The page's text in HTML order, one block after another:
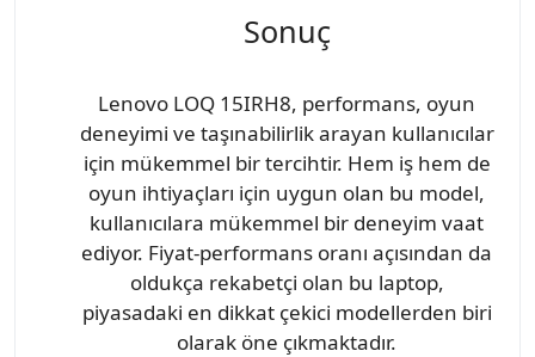
Sonuç
Lenovo LOQ 15IRH8, performans, oyun
deneyimi ve taşınabilirlik arayan kullanıcılar
için mükemmel bir tercihtir. Hem iş hem de
oyun ihtiyaçları için uygun olan bu model,
kullanıcılara mükemmel bir deneyim vaat
ediyor. Fiyat-performans oranı açısından da
oldukça rekabetçi olan bu laptop,
piyasadaki en dikkat çekici modellerden biri
olarak öne çıkmaktadır.